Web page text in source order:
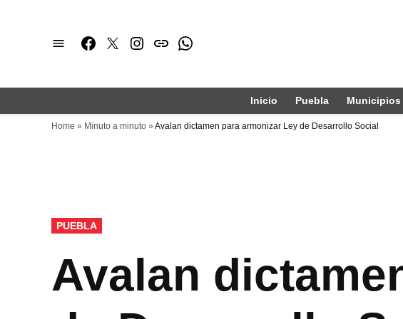
Facebook
TwitterInstagram
issuuWhatsapp
Inicio Puebla Municipios
Home » Minuto a minuto » Avalan dictamen para armonizar Ley de Desarrollo Social
PUBLICADO
EN
PUEBLA
Avalan